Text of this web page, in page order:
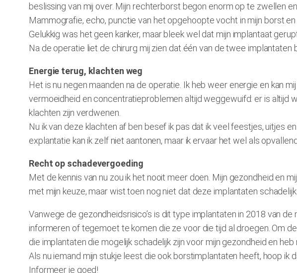
beslissing van mij over. Mijn rechterborst begon enorm op te zwellen
Mammografie, echo, punctie van het opgehoopte vocht in mijn borst
Gelukkig was het geen kanker, maar bleek wel dat mijn implantaat
Na de operatie liet de chirurg mij zien dat één van de twee
Energie terug, klachten weg
Het is nu negen maanden na de operatie. Ik heb weer energie en kan
vermoeidheid en concentratieproblemen altijd weggewuifd: er is altijd
klachten zijn verdwenen.
Nu ik van deze klachten af ben besef ik pas dat ik veel feestjes, uitjes
explantatie kan ik zelf niet aantonen, maar ik ervaar het wel als
Recht op schadevergoeding
Met de kennis van nu zou ik het nooit meer doen. Mijn gezondheid en
met mijn keuze, maar wist toen nog niet dat deze implantaten
Vanwege de gezondheidsrisico’s is dit type implantaten in 2018 van
informeren of tegemoet te komen die ze voor die tijd al droegen. Om
die implantaten die mogelijk schadelijk zijn voor mijn gezondheid en
Als nu iemand mijn stukje leest die ook borstimplantaten heeft, hoop ik
Informeer je goed!